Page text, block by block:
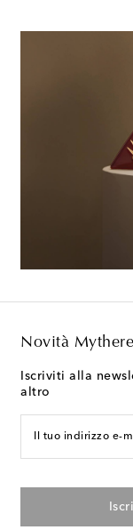
Novità
Iscriviti alla
altro
Il tuo indirizzo e-